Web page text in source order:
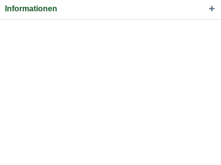
Informationen